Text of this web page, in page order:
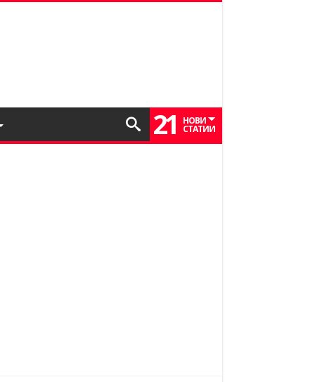
21 НОВИ
СТАТИИ